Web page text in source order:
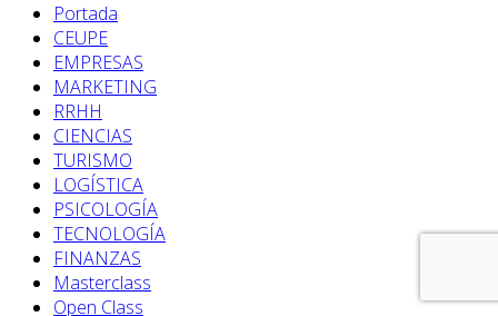
Portada
CEUPE
EMPRESAS
MARKETING
RRHH
CIENCIAS
TURISMO
LOGÍSTICA
PSICOLOGÍA
TECNOLOGÍA
FINANZAS
Masterclass
Open Class